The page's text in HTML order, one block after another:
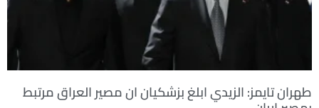
طهران تايمز: الزيدي ابلغ بزشكيان ان مصير العراق مرتبط